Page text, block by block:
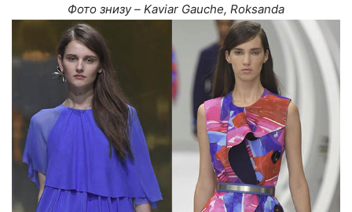
Фото знизу – Kaviar Gauche, Roksanda